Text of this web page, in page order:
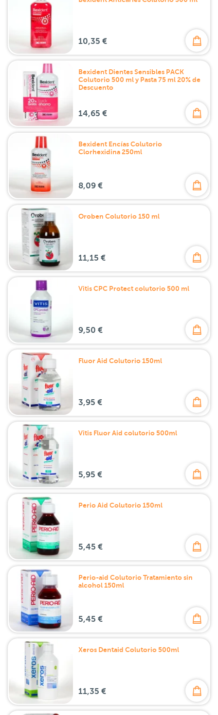
10,35 €
Bexident Dientes Sensibles PACK
Colutorio 500 ml y Pasta 75 ml 20% de
Descuento
14,65 €
Bexident Encías Colutorio
Clorhexidina 250ml
8,09 €
Oroben Colutorio 150 ml
11,15 €
Vitis CPC Protect colutorio 500 ml
9,50 €
Fluor Aid Colutorio 150ml
3,95 €
Vitis Fluor Aid colutorio 500ml
5,95 €
Perio Aid Colutorio 150ml
5,45 €
Perio-aid Colutorio Tratamiento sin
alcohol 150ml
5,45 €
Xeros Dentaid Colutorio 500ml
11,35 €